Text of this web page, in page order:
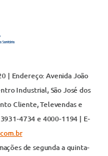
| Endereço: Avenida João
Industrial, São José dos
Cliente, Televendas e
4734 e 4000-1194 | E-
de segunda a quinta-